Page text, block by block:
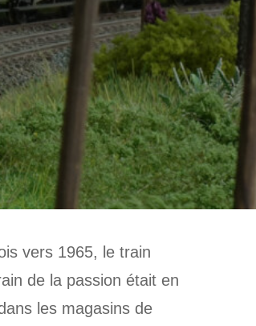
vers 1965, le train
de la passion était en
les magasins de